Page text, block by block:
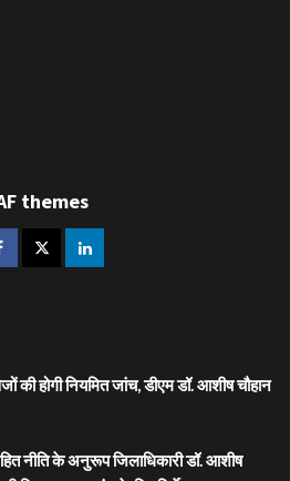
themes
होगी नियमित जांच, डीएम डॉ. आशीष चौहान
नीति के अनुरूप जिलाधिकारी डॉ. आशीष